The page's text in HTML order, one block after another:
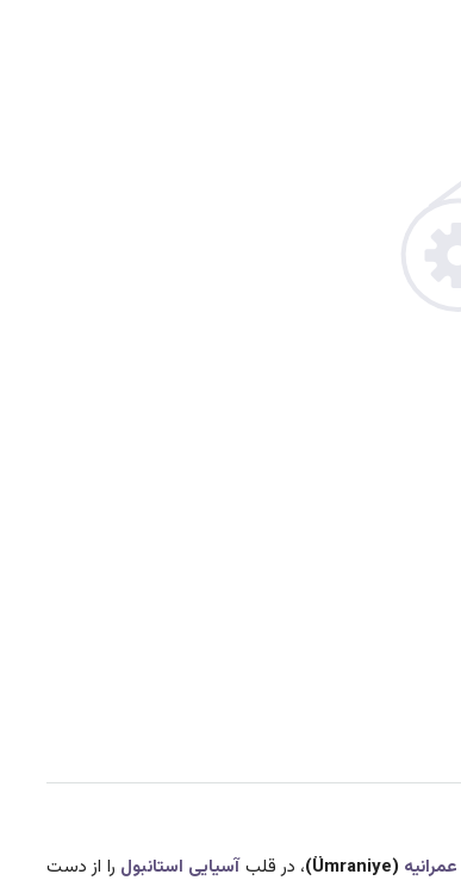
عمرانیه (Ümraniye) ، در قلبآسیایی استانبول را از دست